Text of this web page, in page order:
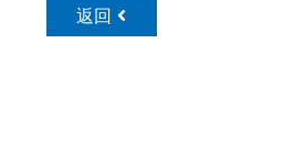
返回